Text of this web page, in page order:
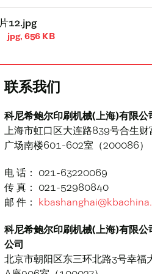
12.jpg
jpg, 656 KB
联系我们
科尼希鲍尔印刷机械(上海)有限公
上海市虹口区大连路839号合生财
广场南楼601-602室（200086）
电 话： 021-63220069
传 真： 021-52980840
邮 件：
科尼希鲍尔印刷机械(上海)有限公
公司
北京市朝阳区东三环北路3号幸福